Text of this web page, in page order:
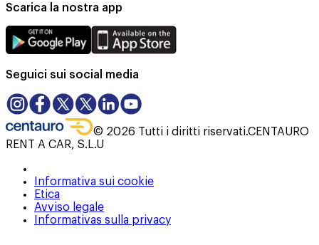
Scarica la nostra app
Seguici sui social media
© 2026 Tutti i diritti riservati.CENTAURO
RENT A CAR, S.L.U
Informativa sui cookie
Etica
Avviso legale
Informativas sulla privacy